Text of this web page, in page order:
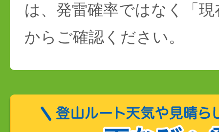
は、発雷確率ではなく「
からご確認ください。